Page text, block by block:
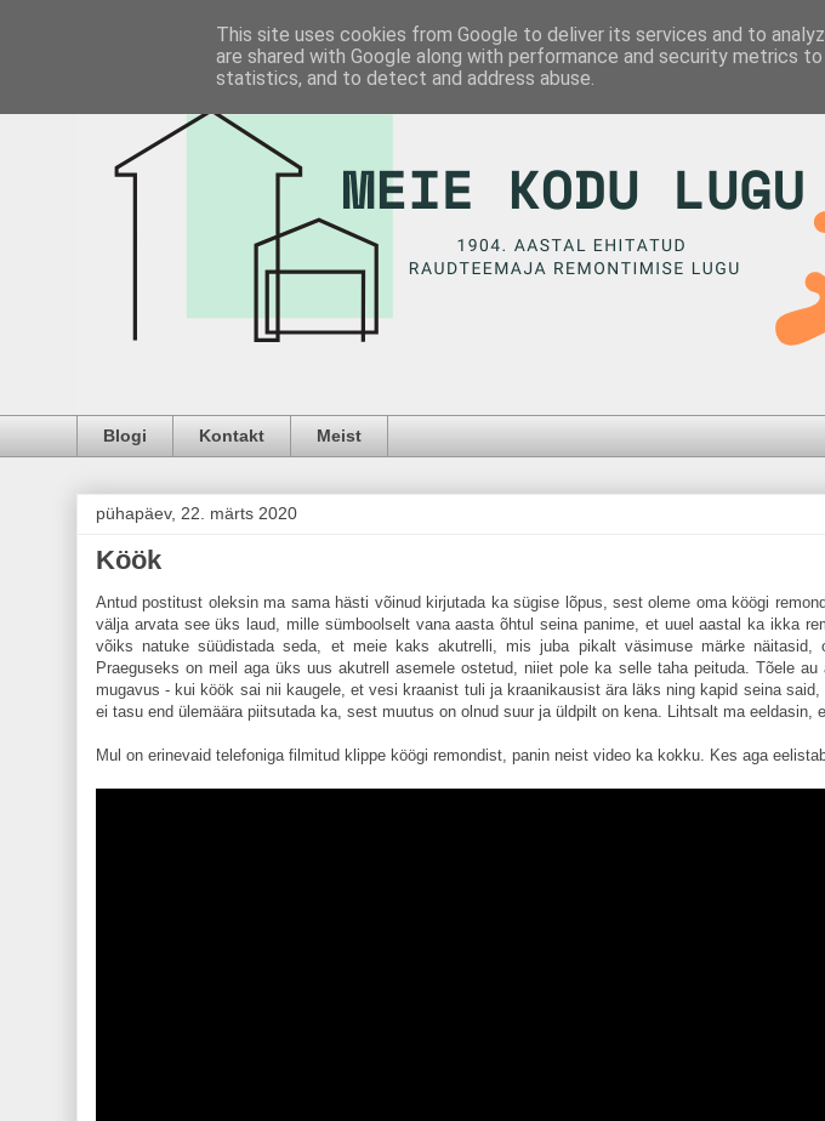
Blogi Kontakt Meist
pühapäev, 22. märts 2020
Köök
Antud postitust oleksin ma sama hästi võinud kirjutada ka sügise lõpus, sest oleme oma köögi
välja arvata see üks laud, mille sümboolselt vana aasta õhtul seina panime, et uuel aastal ka ikka
võiks natuke süüdistada seda, et meie kaks akutrelli, mis juba pikalt väsimuse märke näitasid,
Praeguseks on meil aga üks uus akutrell asemele ostetud, niiet pole ka selle taha peituda. Tõele
mugavus - kui köök sai nii kaugele, et vesi kraanist tuli ja kraanikausist ära läks ning kapid seina
ei tasu end ülemäära piitsutada ka, sest muutus on olnud suur ja üldpilt on kena. Lihtsalt ma eeldasin,
Mul on erinevaid telefoniga filmitud klippe köögi remondist, panin neist video ka kokku. Kes aga
This site uses cookies from Google to deliver its services and to
are shared with Google along with performance and security metrics
statistics, and to detect and address abuse.